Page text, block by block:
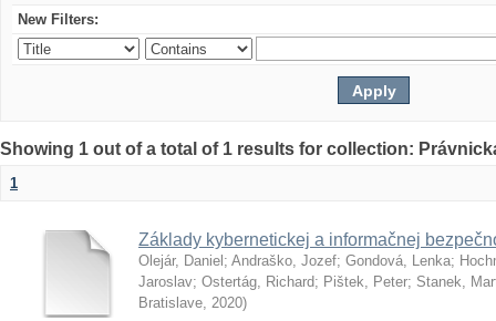
New Filters:
Showing 1 out of a total of 1 results for collection:
1
Základy kybernetickej a informačnej
Olejár, Daniel ; Andraško, Jozef; Gondová, Lenka;
Jaroslav; Ostertág, Richard; Pištek, Peter; Stanek,
Bratislave, 2020)